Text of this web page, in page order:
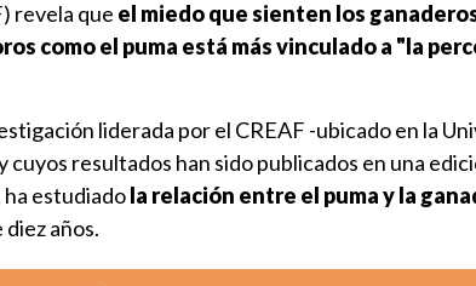
revela que el miedo que sienten los
como el puma está más vinculado a "la
liderada por el CREAF -ubicado en la
cuyos resultados han sido publicados en una
estudiadola relación entre el puma y la
años.